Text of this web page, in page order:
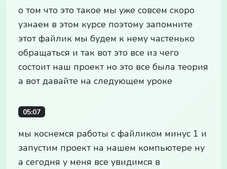
о том что это такое мы уже совсем скоро
узнаем в этом курсе поэтому запомните
этот файлик мы будем к нему частенько
обращаться и так вот это все из чего
состоит наш проект но это все была теория
а вот давайте на следующем уроке
05:07
мы коснемся работы с файликом минус 1 и
запустим проект на нашем компьютере ну
а сегодня у меня все увидимся в